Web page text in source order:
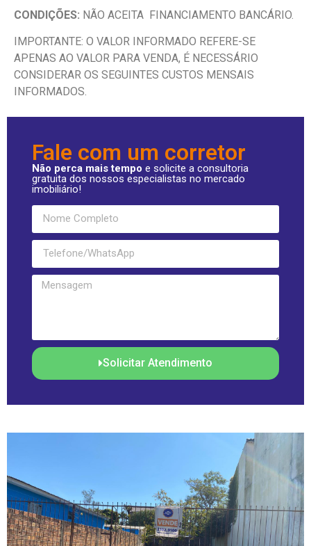
CONDIÇÕES: NÃO ACEITA FINANCIAMENTO BANCÁRIO.
IMPORTANTE: O VALOR INFORMADO REFERE-SE
APENAS AO VALOR PARA VENDA, É NECESSÁRIO
CONSIDERAR OS SEGUINTES CUSTOS MENSAIS
INFORMADOS.
Fale com um corretor
Não perca mais tempo e solicite a consultoria
gratuita dos nossos especialistas no mercado
imobiliário!
Solicitar Atendimento